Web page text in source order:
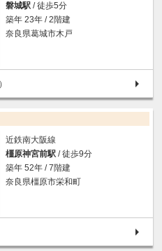
磐城駅 / 徒歩5分
築年 23年 / 2階建
奈良県葛城市木戸
）
近鉄南大阪線
橿原神宮前駅 / 徒歩9分
築年 52年 / 7階建
奈良県橿原市栄和町